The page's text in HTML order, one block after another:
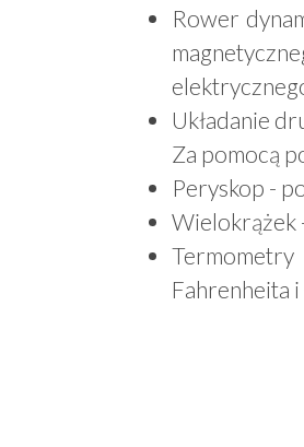
Rower
Układanie
Za pomocą
Peryskop -
Wielokrążek
Fahrenheita